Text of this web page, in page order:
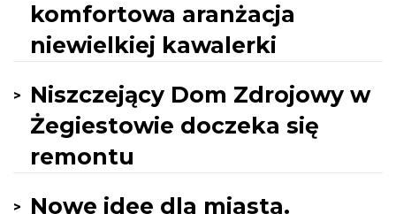
komfortowa aranżacja
niewielkiej kawalerki
Niszczejący Dom Zdrojowy w
Żegiestowie doczeka się
remontu
Nowe idee dla miasta.